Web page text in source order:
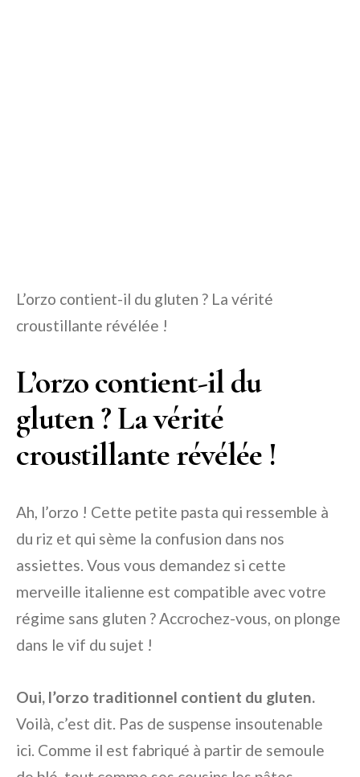
L’orzo contient-il du gluten ? La vérité
croustillante révélée !
L’orzo contient-il du
gluten ? La vérité
croustillante révélée !
Ah, l’orzo ! Cette petite pasta qui ressemble à
du riz et qui sème la confusion dans nos
assiettes. Vous vous demandez si cette
merveille italienne est compatible avec votre
régime sans gluten ? Accrochez-vous, on plonge
dans le vif du sujet !
Oui, l’orzo traditionnel contient du gluten.
Voilà, c’est dit. Pas de suspense insoutenable
ici. Comme il est fabriqué à partir de semoule